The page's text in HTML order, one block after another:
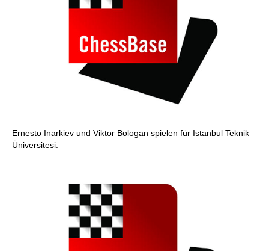
Ernesto Inarkiev und Viktor Bologan spielen für Istanbul Teknik
Üniversitesi.